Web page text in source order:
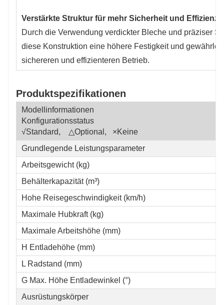
Verstärkte Struktur für mehr Sicherheit und Effizienz
Durch die Verwendung verdickter Bleche und präziser
diese Konstruktion eine höhere Festigkeit und
sichereren und effizienteren Betrieb.
Produktspezifikationen
Modellinformationen
Konfigurationsstatus
√Standard, △Optional, ×Keine
Grundlegende Leistungsparameter
Arbeitsgewicht (kg)
Behälterkapazität (m³)
Hohe Reisegeschwindigkeit (km/h)
Maximale Hubkraft (kg)
Maximale Arbeitshöhe (mm)
H Entladehöhe (mm)
L Radstand (mm)
G Max. Höhe Entladewinkel (°)
Ausrüstungskörper